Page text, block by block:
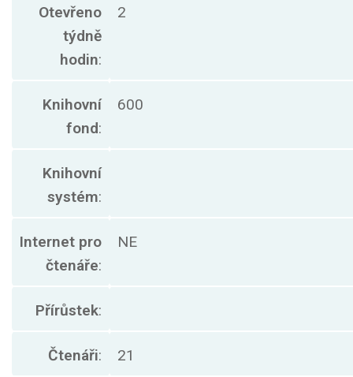
Otevřeno
týdně
hodin:
2
Knihovní
fond:
600
Knihovní
systém:
Internet pro
čtenáře:
NE
Přírůstek:
Čtenáři: 21